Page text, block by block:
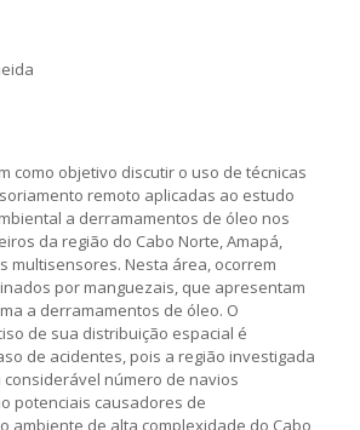
como objetivo discutir o uso de técnicas
remoto aplicadas ao estudo
a derramamentos de óleo nos
da região do Cabo Norte, Amapá,
multisensores. Nesta área, ocorrem
por manguezais, que apresentam
a derramamentos de óleo. O
de sua distribuição espacial é
de acidentes, pois a região investigada
número de navios
potenciais causadores de
ambiente de alta complexidade do Cabo